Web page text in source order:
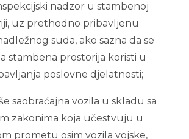
nadzor u stambenoj
uz prethodno pribavljenu
suda, ako sazna da se
stambena prostorija koristi u
poslovne djelatnosti;
saobraćajna vozila u skladu sa
zakonima koja učestvuju u
prometu osim vozila vojske,